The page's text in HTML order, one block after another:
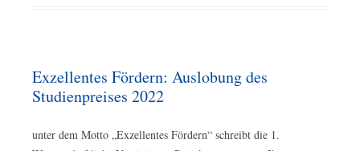
Exzellentes Fördern: Auslobung des
Studienpreises 2022
unter dem Motto „Exzellentes Fördern“ schreibt die 1.